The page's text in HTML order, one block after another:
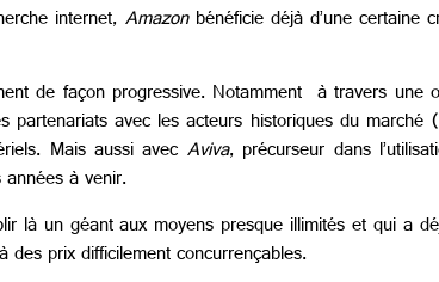
internet, Amazonbénéficie déjà d’une certaine
de façon progressive. Notamment à travers une
partenariats avec les acteurs historiques du
Mais aussi avec Aviva, précurseur dans
à venir.
là un géant aux moyens presque illimités et qui a
prix difficilement concurrençables.